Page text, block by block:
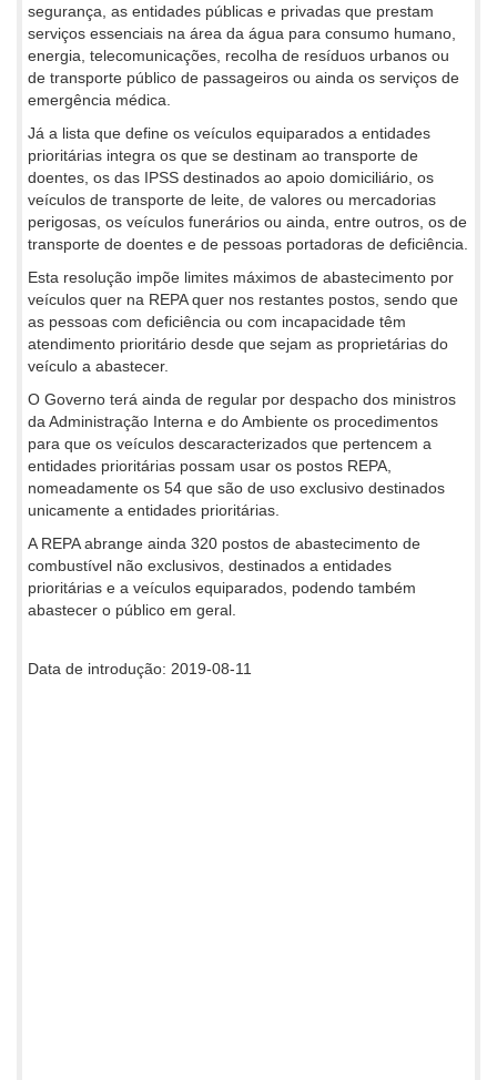
segurança, as entidades públicas e privadas que prestam
serviços essenciais na área da água para consumo humano,
energia, telecomunicações, recolha de resíduos urbanos ou
de transporte público de passageiros ou ainda os serviços de
emergência médica.
Já a lista que define os veículos equiparados a entidades
prioritárias integra os que se destinam ao transporte de
doentes, os das IPSS destinados ao apoio domiciliário, os
veículos de transporte de leite, de valores ou mercadorias
perigosas, os veículos funerários ou ainda, entre outros, os de
transporte de doentes e de pessoas portadoras de deficiência.
Esta resolução impõe limites máximos de abastecimento por
veículos quer na REPA quer nos restantes postos, sendo que
as pessoas com deficiência ou com incapacidade têm
atendimento prioritário desde que sejam as proprietárias do
veículo a abastecer.
O Governo terá ainda de regular por despacho dos ministros
da Administração Interna e do Ambiente os procedimentos
para que os veículos descaracterizados que pertencem a
entidades prioritárias possam usar os postos REPA,
nomeadamente os 54 que são de uso exclusivo destinados
unicamente a entidades prioritárias.
A REPA abrange ainda 320 postos de abastecimento de
combustível não exclusivos, destinados a entidades
prioritárias e a veículos equiparados, podendo também
abastecer o público em geral.
Data de introdução: 2019-08-11